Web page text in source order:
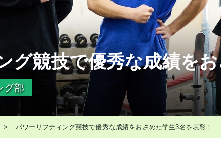
グ競技で優秀な成績を
グ部
> パワーリフティング競技で優秀な成績をおさめた学生3名を表彰！